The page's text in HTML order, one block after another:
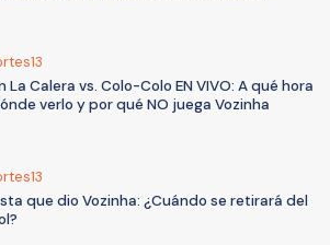
La Calera vs. Colo-Colo EN VIVO: A qué hora
verlo y por qué NO juega Vozinha
que dio Vozinha: ¿Cuándo se retirará del